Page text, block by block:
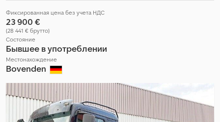
Фиксированная цена без учета НДС
23 900 €
(28 441 € брутто)
Состояние
Бывшее в употреблении
Местонахождение
Bovenden